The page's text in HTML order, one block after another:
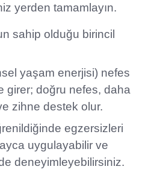
yerden tamamlayın.
sahip olduğu birincil
yaşam enerjisi) nefes
girer; doğru nefes, daha
zihne destek olur.
egzersizleri
uygulayabilir ve
deneyimleyebilirsiniz.